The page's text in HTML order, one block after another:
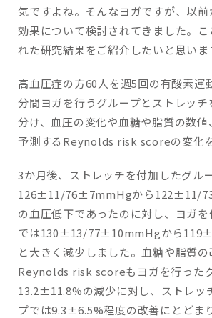
気ですよね。そんなヨガですが、以前
効果について検討されてきました。
れた研究結果をご紹介したいと思いま
高血圧症の方60人を週5回の有酸素運
分間ヨガを行うグループとストレッチ
分け、血圧の変化や血糖や脂質の数値
予測するReynolds risk scoreの変化
3か月後、ストレッチを付加したグル
126±11/76±7mmHgから122±11/
の血圧低下であったのに対し、ヨガ
では130±13/77±10mmHgから
と大きく減少しました。血糖や脂質の
Reynolds risk scoreもヨガを行った
13.2±11.8%の減少に対し、ストレッ
プでは9.3±6.5%程度の改善にとどま